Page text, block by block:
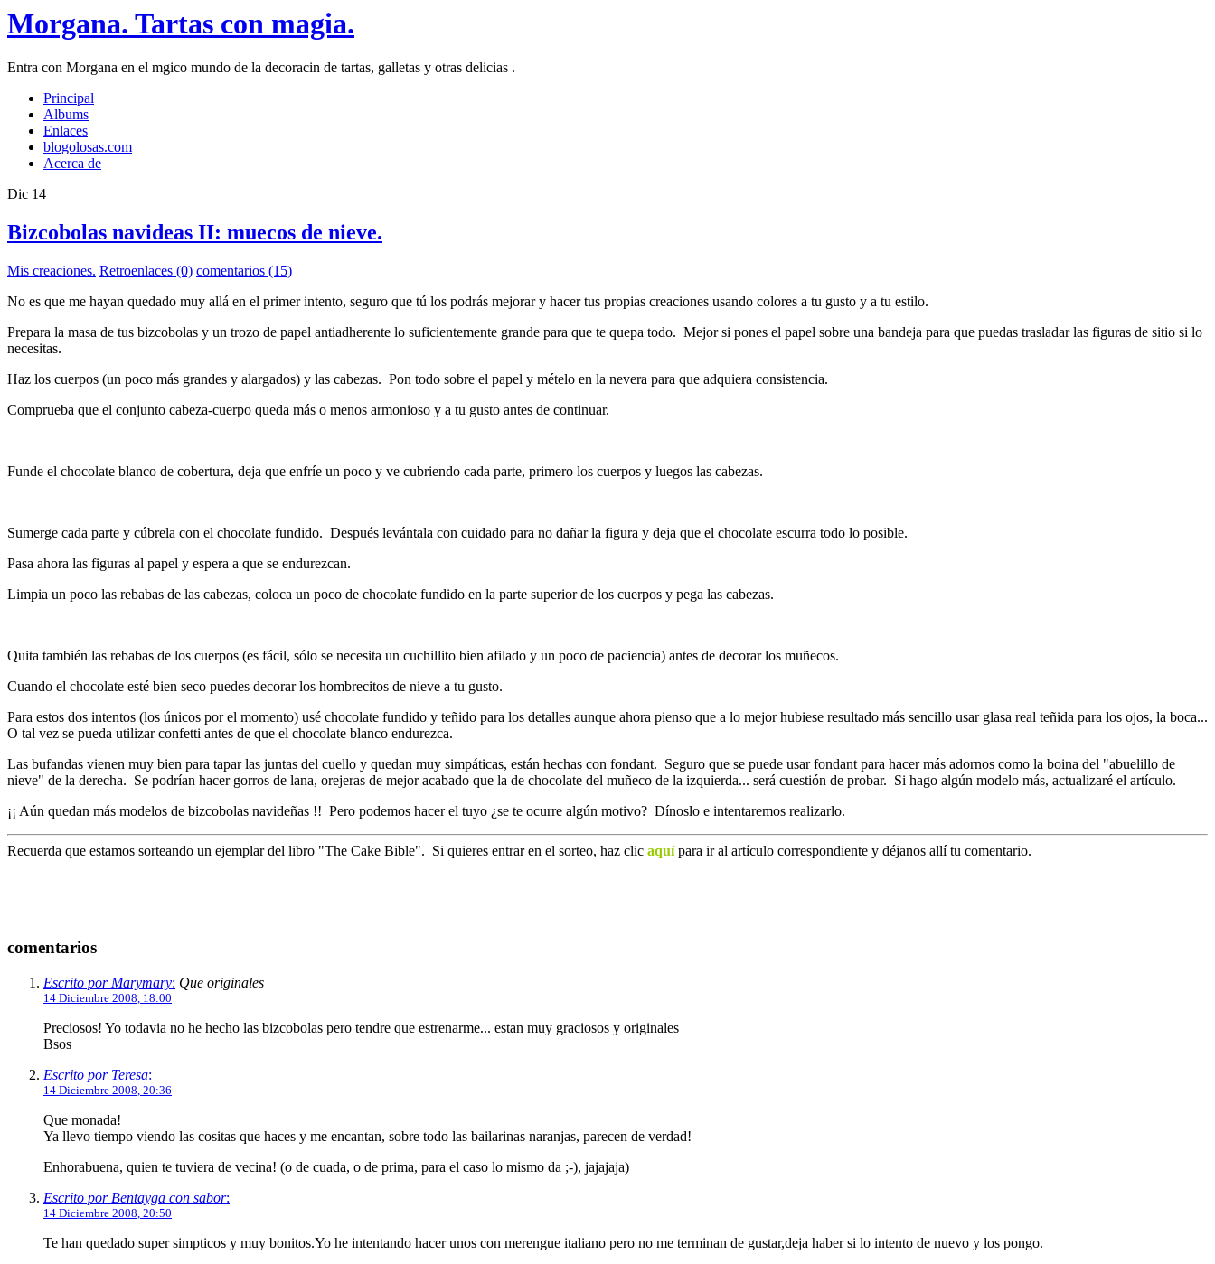
Morgana. Tartas con magia.
Entra con Morgana en el mgico mundo de la decoracin de tartas, galletas y otras delicias .
Principal
Albums
Enlaces
blogolosas.com
Acerca de
Dic 14
Bizcobolas navideas II: muecos de nieve.
Mis creaciones. Retroenlaces (0) comentarios (15)
No es que me hayan quedado muy allá en el primer intento, seguro que tú los podrás mejorar y hacer tus propias creaciones usando colores a tu gusto y a tu estilo.
Prepara la masa de tus bizcobolas y un trozo de papel antiadherente lo suficientemente grande para que te quepa todo. Mejor si pones el papel sobre una bandeja para que puedas trasladar las figuras de sitio si lo
necesitas.
Haz los cuerpos (un poco más grandes y alargados) y las cabezas. Pon todo sobre el papel y mételo en la nevera para que adquiera consistencia.
Comprueba que el conjunto cabeza-cuerpo queda más o menos armonioso y a tu gusto antes de continuar.
Funde el chocolate blanco de cobertura, deja que enfríe un poco y ve cubriendo cada parte, primero los cuerpos y luegos las cabezas.
Sumerge cada parte y cúbrela con el chocolate fundido. Después levántala con cuidado para no dañar la figura y deja que el chocolate escurra todo lo posible.
Pasa ahora las figuras al papel y espera a que se endurezcan.
Limpia un poco las rebabas de las cabezas, coloca un poco de chocolate fundido en la parte superior de los cuerpos y pega las cabezas.
Quita también las rebabas de los cuerpos (es fácil, sólo se necesita un cuchillito bien afilado y un poco de paciencia) antes de decorar los muñecos.
Cuando el chocolate esté bien seco puedes decorar los hombrecitos de nieve a tu gusto.
Para estos dos intentos (los únicos por el momento) usé chocolate fundido y teñido para los detalles aunque ahora pienso que a lo mejor hubiese resultado más sencillo usar glasa real teñida para los ojos, la boca...
O tal vez se pueda utilizar confetti antes de que el chocolate blanco endurezca.
Las bufandas vienen muy bien para tapar las juntas del cuello y quedan muy simpáticas, están hechas con fondant. Seguro que se puede usar fondant para hacer más adornos como la boina del "abuelillo de
nieve" de la derecha. Se podrían hacer gorros de lana, orejeras de mejor acabado que la de chocolate del muñeco de la izquierda... será cuestión de probar. Si hago algún modelo más, actualizaré el artículo.
¡¡ Aún quedan más modelos de bizcobolas navideñas !! Pero podemos hacer el tuyo ¿se te ocurre algún motivo? Dínoslo e intentaremos realizarlo.
Recuerda que estamos sorteando un ejemplar del libro "The Cake Bible". Si quieres entrar en el sorteo, haz clic aquípara ir al artículo correspondiente y déjanos allí tu comentario.
comentarios
Escrito por Marymary: Que originales
14 Diciembre 2008, 18:00
Preciosos! Yo todavia no he hecho las bizcobolas pero tendre que estrenarme... estan muy graciosos y originales
Bsos
Escrito por Teresa:
14 Diciembre 2008, 20:36
Que monada!
Ya llevo tiempo viendo las cositas que haces y me encantan, sobre todo las bailarinas naranjas, parecen de verdad!
Enhorabuena, quien te tuviera de vecina! (o de cuada, o de prima, para el caso lo mismo da ;-), jajajaja)
Escrito por Bentayga con sabor:
14 Diciembre 2008, 20:50
Te han quedado super simpticos y muy bonitos.Yo he intentando hacer unos con merengue italiano pero no me terminan de gustar,deja haber si lo intento de nuevo y los pongo.